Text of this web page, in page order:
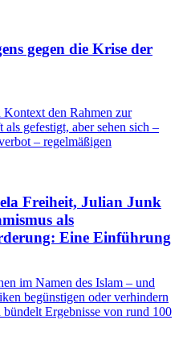
gegen die Krise der
den Rahmen zur
gefestigt, aber sehen sich –
– regelmäßigen
Freiheit, Julian Junk
als
Eine Einführung
im Namen des Islam – und
begünstigen oder verhindern
bündelt Ergebnisse von rund 100